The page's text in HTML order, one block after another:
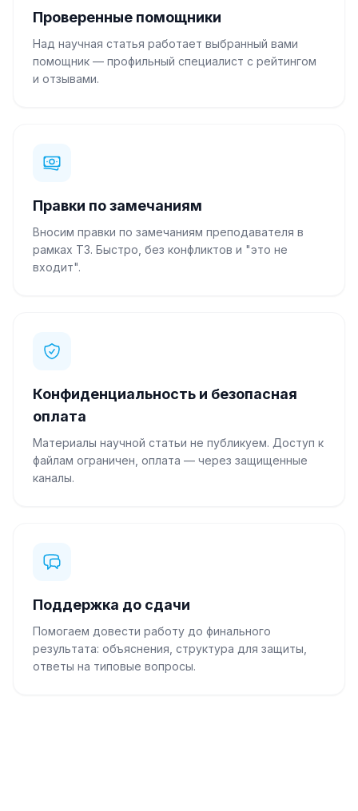
Проверенные помощники
Над научная статья работает выбранный вами
помощник — профильный специалист с рейтингом
и отзывами.
Правки по замечаниям
Вносим правки по замечаниям преподавателя в
рамках ТЗ. Быстро, без конфликтов и "это не
входит".
Конфиденциальность и безопасная
оплата
Материалы научной статьи не публикуем. Доступ к
файлам ограничен, оплата — через защищенные
каналы.
Поддержка до сдачи
Помогаем довести работу до финального
результата: объяснения, структура для защиты,
ответы на типовые вопросы.